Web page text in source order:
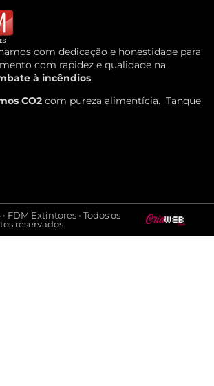
com dedicação e honestidade para
com rapidez e qualidade na
à incêndios.
CO2 com pureza alimentícia. Tanque
FDM Extintores • Todos os
reservados